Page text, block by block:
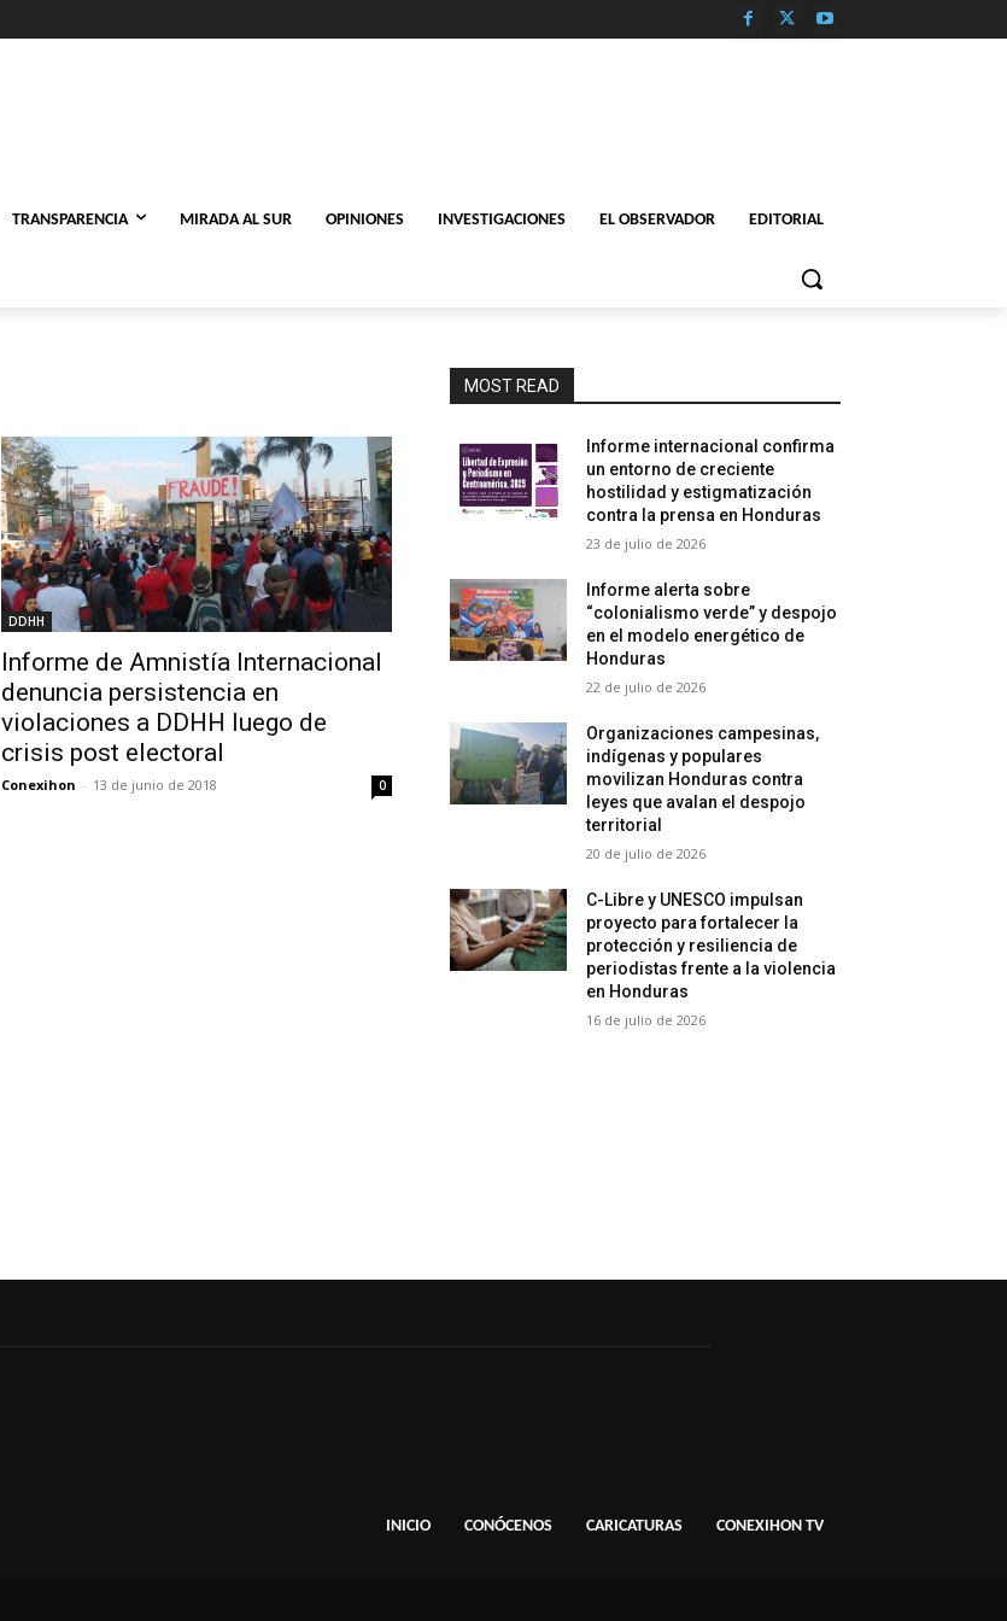
TRANSPARENCIA MIRADA AL SUR OPINIONES INVESTIGACIONES EL OBSERVADOR EDITORIAL
DDHH
Informe de Amnistía Internacional
denuncia persistencia en
violaciones a DDHH luego de
crisis post electoral
Conexihon - 13 de junio de 2018 0
MOST READ
Informe internacional confirma
un entorno de creciente
hostilidad y estigmatización
contra la prensa en Honduras
23 de julio de 2026
Informe alerta sobre
“colonialismo verde” y despojo
en el modelo energético de
Honduras
22 de julio de 2026
Organizaciones campesinas,
indígenas y populares
movilizan Honduras contra
leyes que avalan el despojo
territorial
20 de julio de 2026
C-Libre y UNESCO impulsan
proyecto para fortalecer la
protección y resiliencia de
periodistas frente a la violencia
en Honduras
16 de julio de 2026
INICIO CONÓCENOS CARICATURAS CONEXIHON TV